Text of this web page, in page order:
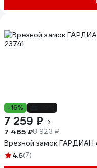
-16%
7 259 ₽
7 465 ₽8 923 ₽
Врезной замок ГАРДИАН
4.6(7)